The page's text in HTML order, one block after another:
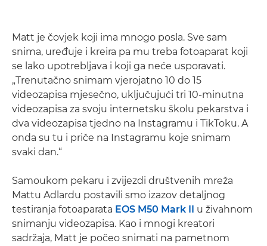
Matt je čovjek koji ima mnogo posla. Sve sam
snima, uređuje i kreira pa mu treba fotoaparat koji
se lako upotrebljava i koji ga neće usporavati.
„Trenutačno snimam vjerojatno 10 do 15
videozapisa mjesečno, uključujući tri 10-minutna
videozapisa za svoju internetsku školu pekarstva i
dva videozapisa tjedno na Instagramu i TikToku. A
onda su tu i priče na Instagramu koje snimam
svaki dan.“
Samoukom pekaru i zvijezdi društvenih mreža
Mattu Adlardu postavili smo izazov detaljnog
testiranja fotoaparata EOS M50 Mark II u živahnom
snimanju videozapisa. Kao i mnogi kreatori
sadržaja, Matt je počeo snimati na pametnom